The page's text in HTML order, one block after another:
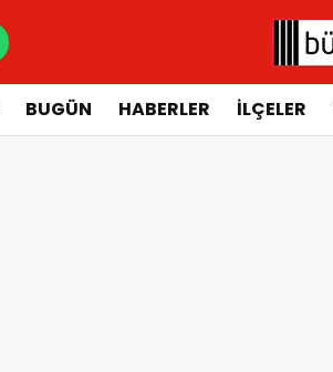
BUGÜN HABERLER İLÇELER